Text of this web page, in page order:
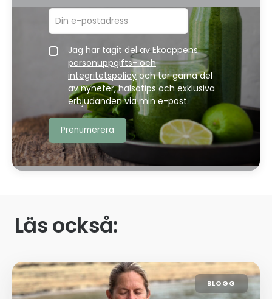
Jag har tagit del av Ekoappens
personuppgifts- och
integritetspolicyoch tar gärna del
av nyheter, hälsotips och exklusiva
erbjudanden via min e-post.
Läs också:
BLOGG